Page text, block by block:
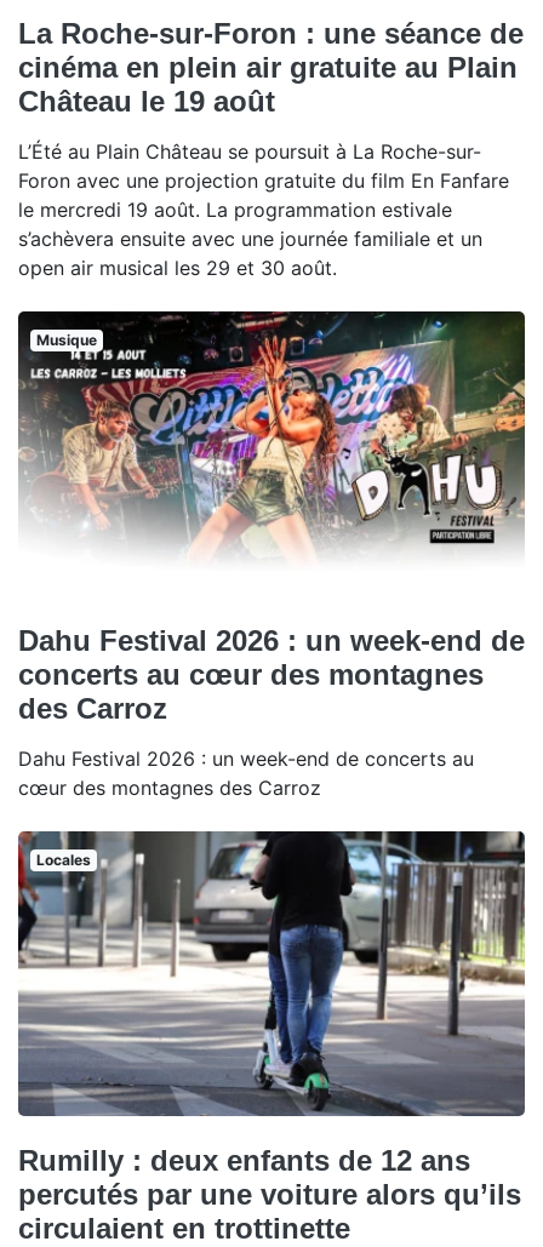
La Roche-sur-Foron : une séance de
cinéma en plein air gratuite au Plain
Château le 19 août
L’Été au Plain Château se poursuit à La Roche-sur-
Foron avec une projection gratuite du film En Fanfare
le mercredi 19 août. La programmation estivale
s’achèvera ensuite avec une journée familiale et un
open air musical les 29 et 30 août.
Musique
Dahu Festival 2026 : un week-end de
concerts au cœur des montagnes
des Carroz
Dahu Festival 2026 : un week-end de concerts au
cœur des montagnes des Carroz
Locales
Rumilly : deux enfants de 12 ans
percutés par une voiture alors qu’ils
circulaient en trottinette